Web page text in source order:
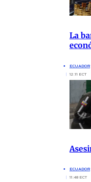
La
ECUADOR
12:11 ECT
ECUADOR
11:48 ECT